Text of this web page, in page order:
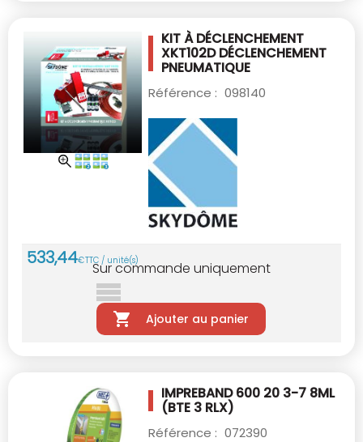
KIT À DÉCLENCHEMENT
XKT102DDÉCLENCHEMENT
PNEUMATIQUE
Référence : 098140
533,44€TTC / unité(s)
Sur commande uniquement
Ajouter au panier
IMPREBAND 600 20 3-7 8ML
(BTE 3 RLX)
Référence : 072390